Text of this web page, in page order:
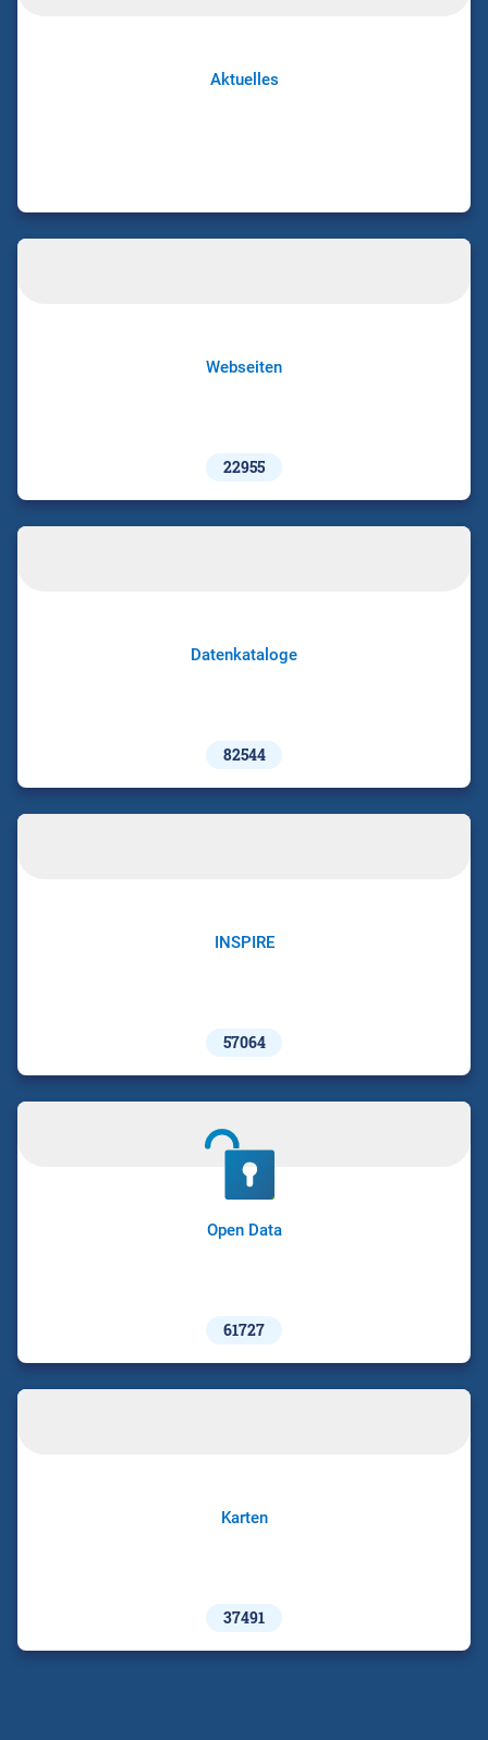
Aktuelles
Webseiten
22955
Datenkataloge
82544
INSPIRE
57064
Open Data
61727
Karten
37491